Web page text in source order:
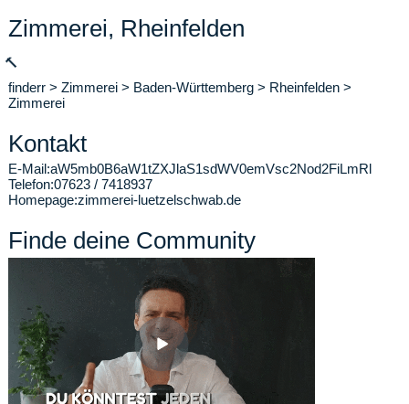
Zimmerei, Rheinfelden
🔨
finderr > Zimmerei > Baden-Württemberg > Rheinfelden >
Zimmerei
Kontakt
E-Mail:aW5mb0B6aW1tZXJlaS1sdWV0emVsc2Nod2FiLmRl
Telefon:07623 / 7418937
Homepage:zimmerei-luetzelschwab.de
Finde deine Community